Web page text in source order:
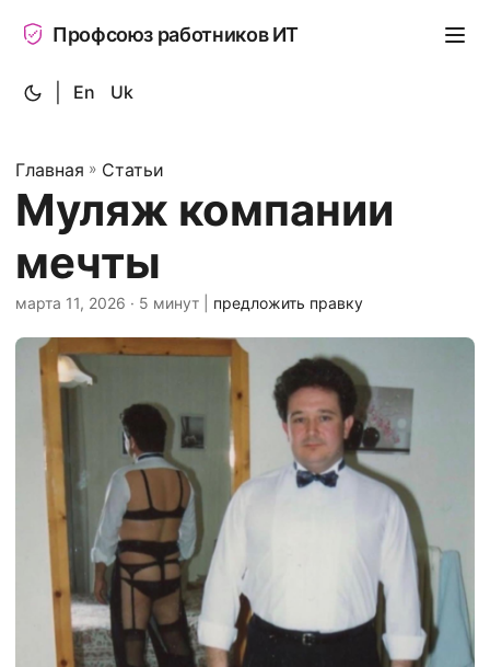
Профсоюз работников ИТ
En Uk
Главная » Статьи
‍‍Муляж компании
мечты
марта 11, 2026 · 5 минут | предложить правку